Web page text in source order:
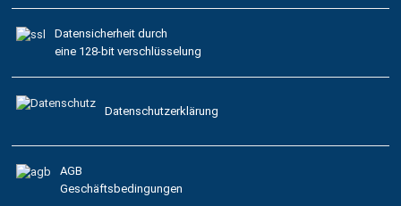
Datensicherheit durch
eine 128-bit verschlüsselung
Datenschutzerklärung
AGB
Geschäftsbedingungen